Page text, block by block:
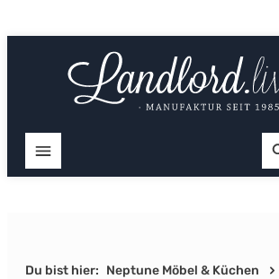
Du bist hier: Neptune Möbel & Küchen